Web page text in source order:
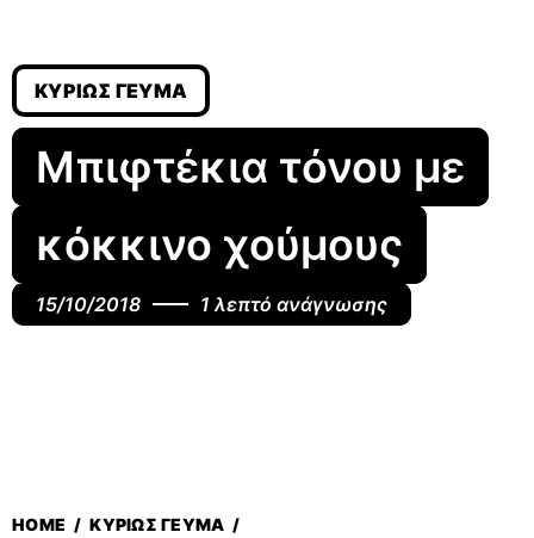
ΚΥΡΊΩΣ ΓΕΎΜΑ
Μπιφτέκια τόνου με
κόκκινο χούμους
15/10/2018 1 λεπτό ανάγνωσης
HOME / ΚΥΡΊΩΣ ΓΕΎΜΑ /